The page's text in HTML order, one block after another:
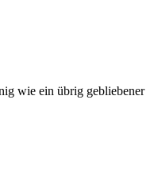
wie ein übrig gebliebener